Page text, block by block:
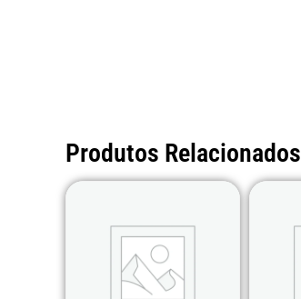
Produtos Relacionados